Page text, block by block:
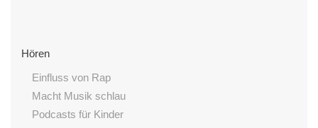
Hören
Einfluss von Rap
Macht Musik schlau
Podcasts für Kinder